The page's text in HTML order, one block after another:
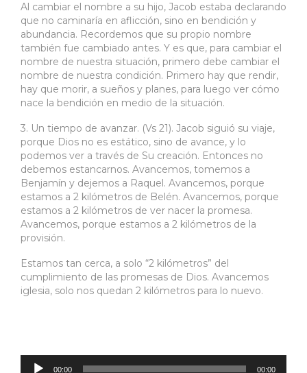
Al cambiar el nombre a su hijo, Jacob estaba declarando
que no caminaría en aflicción, sino en bendición y
abundancia. Recordemos que su propio nombre
también fue cambiado antes. Y es que, para cambiar el
nombre de nuestra situación, primero debe cambiar el
nombre de nuestra condición. Primero hay que rendir,
hay que morir, a sueños y planes, para luego ver cómo
nace la bendición en medio de la situación.
3. Un tiempo de avanzar. (Vs 21). Jacob siguió su viaje,
porque Dios no es estático, sino de avance, y lo
podemos ver a través de Su creación. Entonces no
debemos estancarnos. Avancemos, tomemos a
Benjamín y dejemos a Raquel. Avancemos, porque
estamos a 2 kilómetros de Belén. Avancemos, porque
estamos a 2 kilómetros de ver nacer la promesa.
Avancemos, porque estamos a 2 kilómetros de la
provisión.
Estamos tan cerca, a solo “2 kilómetros” del
cumplimiento de las promesas de Dios. Avancemos
iglesia, solo nos quedan 2 kilómetros para lo nuevo.
Reproductor
00:00 00:00